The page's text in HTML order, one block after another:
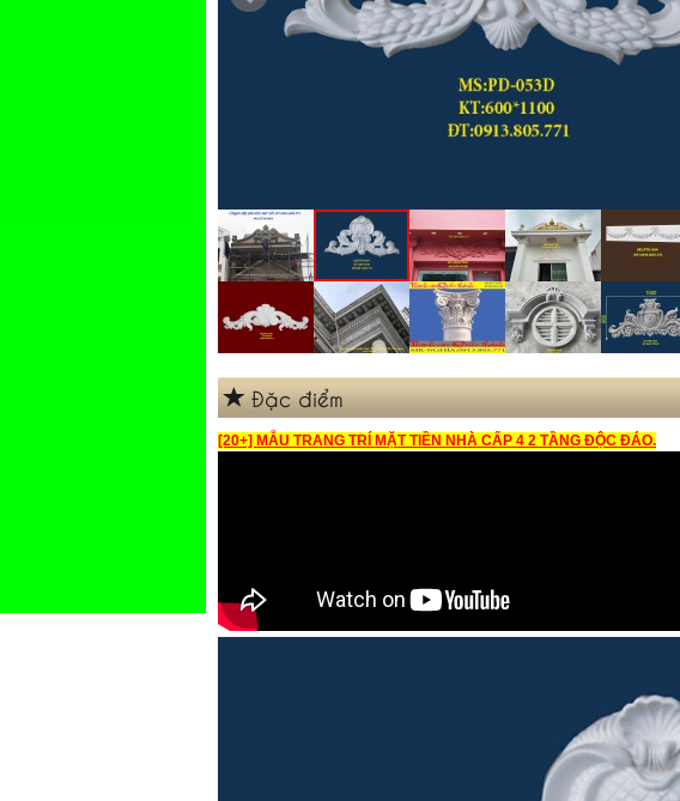
Đặc điểm
[20+] MẪU TRANG TRÍ MẶT TIỀN NHÀ CẤP 4 2 TẦNG ĐỘC ĐÁO.